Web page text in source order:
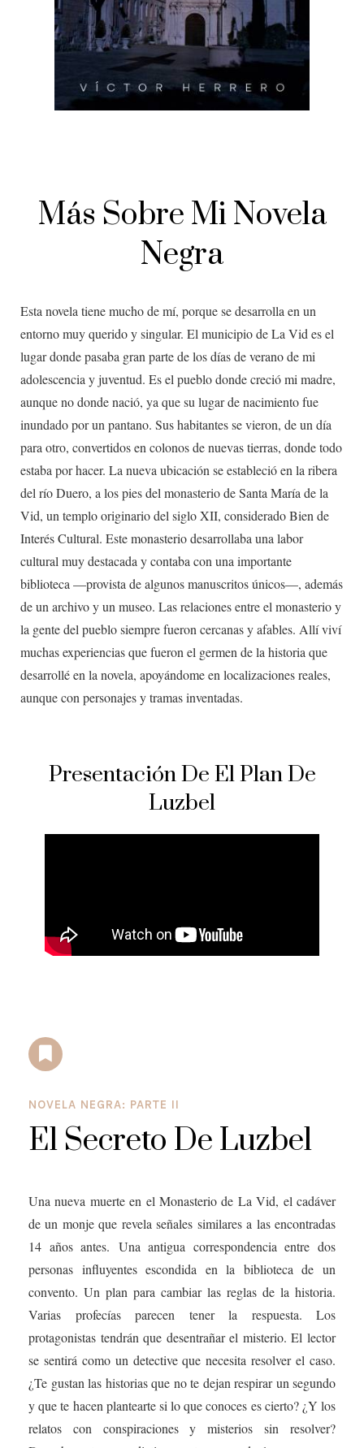
Más Sobre Mi Novela
Negra
Presentación De El Plan De
Luzbel
Esta novela tiene mucho de mí, porque se desarrolla en un
entorno muy querido y singular. El municipio de La Vid es el
lugar donde pasaba gran parte de los días de verano de mi
adolescencia y juventud. Es el pueblo donde creció mi madre,
aunque no donde nació, ya que su lugar de nacimiento fue
inundado por un pantano. Sus habitantes se vieron, de un día
para otro, convertidos en colonos de nuevas tierras, donde todo
estaba por hacer. La nueva ubicación se estableció en la ribera
del río Duero, a los pies del monasterio de Santa María de la
Vid, un templo originario del siglo XII, considerado Bien de
Interés Cultural. Este monasterio desarrollaba una labor
cultural muy destacada y contaba con una importante
biblioteca —provista de algunos manuscritos únicos—, además
de un archivo y un museo. Las relaciones entre el monasterio y
la gente del pueblo siempre fueron cercanas y afables. Allí viví
muchas experiencias que fueron el germen de la historia que
desarrollé en la novela, apoyándome en localizaciones reales,
aunque con personajes y tramas inventadas.
NOVELA NEGRA: PARTE II
El Secreto De Luzbel
Una nueva muerte en el Monasterio de La Vid, el cadáver
de un monje que revela señales similares a las encontradas
14 años antes. Una antigua correspondencia entre dos
personas influyentes escondida en la biblioteca de un
convento. Un plan para cambiar las reglas de la historia.
Varias profecías parecen tener la respuesta. Los
protagonistas tendrán que desentrañar el misterio. El lector
se sentirá como un detective que necesita resolver el caso.
¿Te gustan las historias que no te dejan respirar un segundo
y que te hacen plantearte si lo que conoces es cierto? ¿Y los
relatos con conspiraciones y misterios sin resolver?